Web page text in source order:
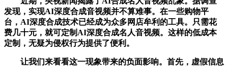
发现，实现AI深度合成音视频并不算难事。在一些购物平
台，AI深度合成技术已经成为众多网店牟利的工具。只需花
费几十元，就可定制AI深度合成名人音视频。这样的低成本
定制，无疑为侵权行为提供了便利。
让我们来看看这一现象带来的负面影响。首先，虚假信息